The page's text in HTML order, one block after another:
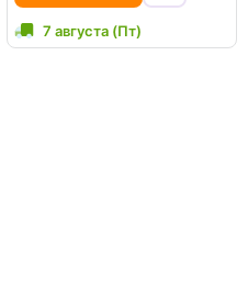
7 августа (Пт)